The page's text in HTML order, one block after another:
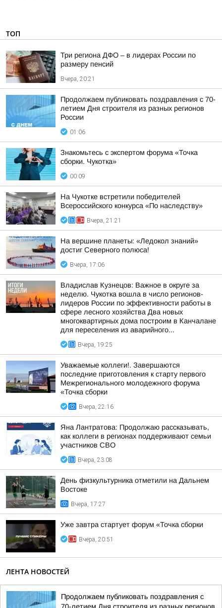
ТОП
Три региона ДФО – в лидерах России по
размеру пенсий
Вчера, 20:21
Продолжаем публиковать поздравления с 70-
летием Дня строителя из разных регионов
России
01:06
Знакомьтесь с экспертом форума «Точка
сборки. Чукотка»
00:09
На Чукотке встретили победителей
Всероссийского конкурса «По наследству»
Вчера, 21:21
На вершине планеты: «Ледокол знаний»
достиг Северного полюса!
Вчера, 17:06
Владислав Кузнецов: Важное в округе за
неделю. Чукотка вошла в число регионов-
лидеров России по эффективности работы в
сфере лесного хозяйства Два новых
многоквартирных дома построим в Канчалане
для переселения из аварийного...
Вчера, 19:25
Уважаемые коллеги!. Завершаются
последние приготовления к старту первого
Межрегионального молодежного форума
«Точка сборки
Вчера, 22:16
Яна Лантратова: Продолжаю рассказывать,
как коллеги в регионах поддерживают семьи
участников СВО
Вчера, 23:08
День физкультурника отметили на Дальнем
Востоке
Вчера, 17:27
Уже завтра стартует форум «Точка сборки
Вчера, 20:51
ЛЕНТА НОВОСТЕЙ
Продолжаем публиковать поздравления с